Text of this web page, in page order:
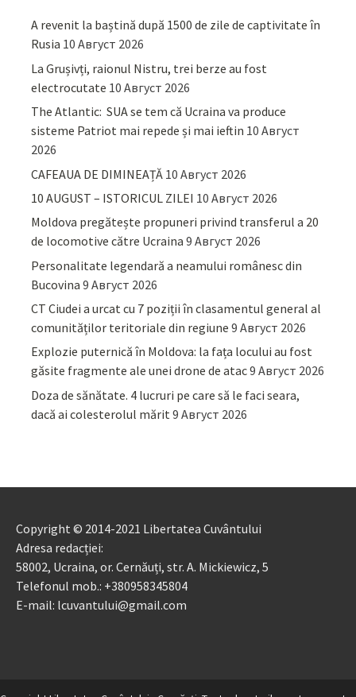
A revenit la baștină după 1500 de zile de captivitate în
Rusia 10 Август 2026
La Grușivți, raionul Nistru, trei berze au fost
electrocutate 10 Август 2026
The Atlantic: SUA se tem că Ucraina va produce
sisteme Patriot mai repede și mai ieftin 10 Август
2026
CAFEAUA DE DIMINEAȚĂ 10 Август 2026
10 AUGUST – ISTORICUL ZILEI 10 Август 2026
Moldova pregătește propuneri privind transferul a 20
de locomotive către Ucraina 9 Август 2026
Personalitate legendară a neamului românesc din
Bucovina 9 Август 2026
CT Ciudei a urcat cu 7 poziții în clasamentul general al
comunităților teritoriale din regiune 9 Август 2026
Explozie puternică în Moldova: la fața locului au fost
găsite fragmente ale unei drone de atac9 Август 2026
Doza de sănătate. 4 lucruri pe care să le faci seara,
dacă ai colesterolul mărit 9 Август 2026
Copyright © 2014-2021 Libertatea Cuvântului
Adresa redacției:
58002, Ucraina, or. Cernăuți, str. A. Mickiewicz, 5
Telefonul mob.: +380958345804
E-mail: lcuvantului@gmail.com